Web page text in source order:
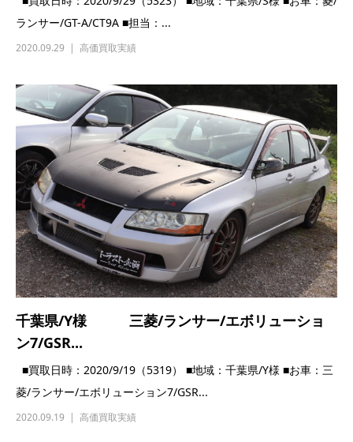
千葉県/Y様 三菱/ランサー/エボリューショ
ン7/GSR...
■買取日時：2020/9/19（5319） ■地域：千葉県/Y様 ■お車：三
菱/ランサー/エボリューション7/GSR...
2020.09.19 高価買取実績